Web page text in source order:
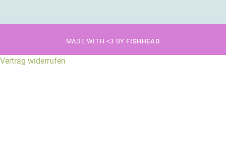
MADE WITH <3 BY FISHHEAD
Vertrag widerrufen